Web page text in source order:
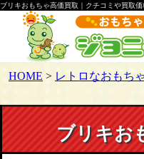
ブリキおもちゃ高価買取｜クチコミや買取
HOME > レトロなおもち
ブリキお